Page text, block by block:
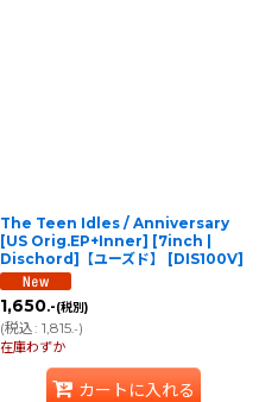
The Teen Idles / Anniversary
[US Orig.EP+Inner] [7inch |
Dischord]【ユーズド】
[DIS100V]
1,650.-(税別)
(税込: 1,815.-)
在庫わずか
カートに入れる